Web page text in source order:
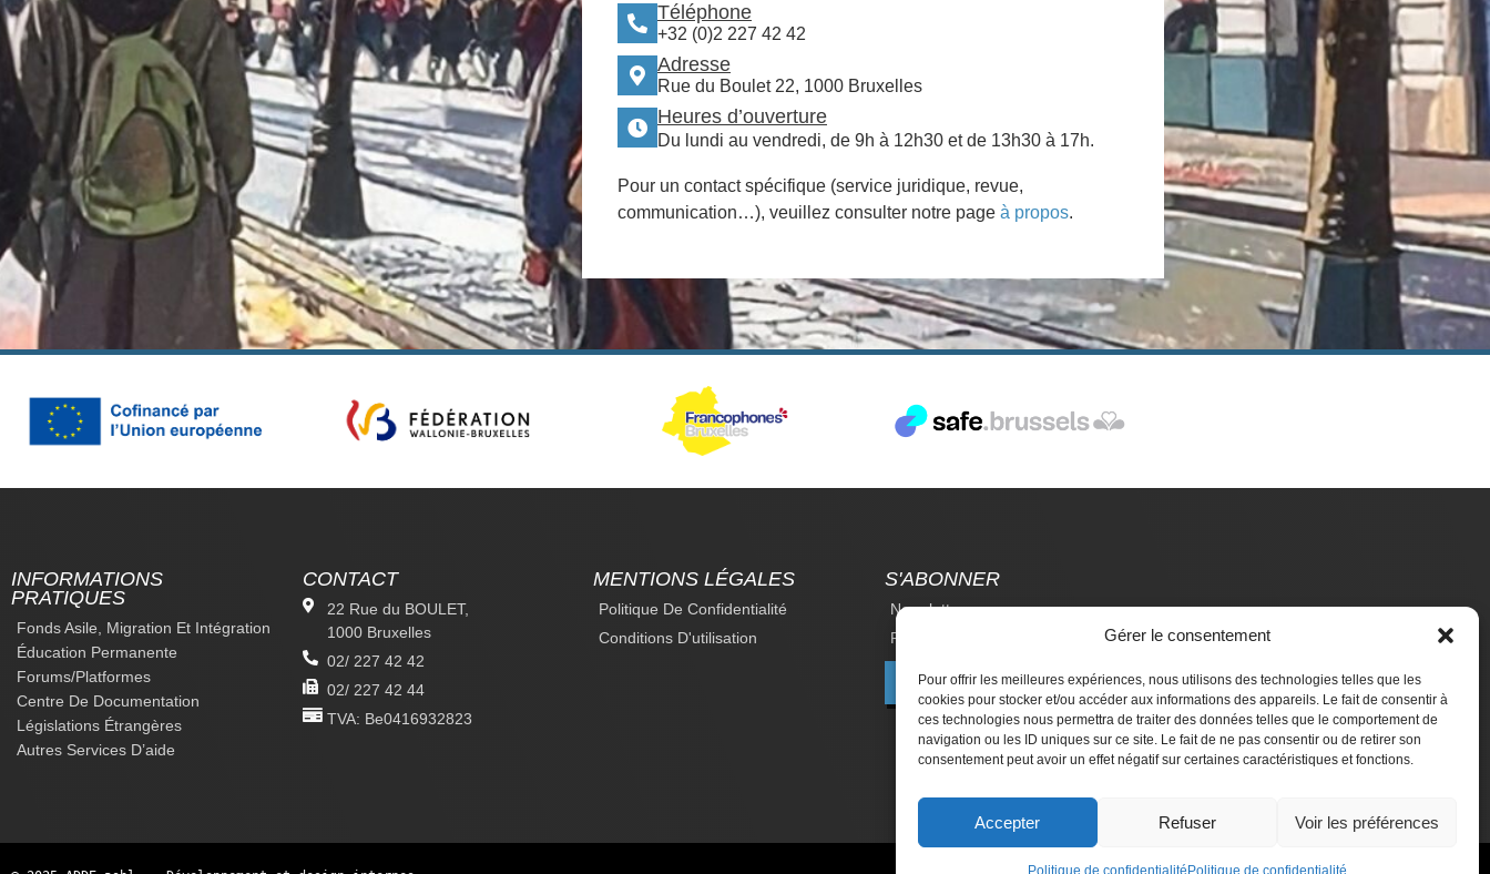
Gérer le consentement
Pour offrir les meilleures expériences, nous utilisons des technologies telles que les
cookies pour stocker et/ou accéder aux informations des appareils. Le fait de consentir à
ces technologies nous permettra de traiter des données telles que le comportement de
navigation ou les ID uniques sur ce site. Le fait de ne pas consentir ou de retirer son
consentement peut avoir un effet négatif sur certaines caractéristiques et fonctions.
Accepter Refuser Voir les préférences
Politique de confidentialité Politique de confidentialité
Téléphone
+32 (0)2 227 42 42
Adresse
Rue du Boulet 22, 1000 Bruxelles
Heures d’ouverture
Du lundi au vendredi, de 9h à 12h30 et de 13h30 à 17h.
Pour un contact spécifique (service juridique, revue,
communication…), veuillez consulter notre page à propos.
INFORMATIONS
PRATIQUES
Fonds Asile, Migration Et Intégration
Éducation Permanente
Forums/platformes
Centre De Documentation
Législations Étrangères
Autres Services D’aide
CONTACT
22 Rue du BOULET,
1000 Bruxelles
02/ 227 42 42
02/ 227 42 44
TVA: Be0416932823
MENTIONS LÉGALES
Politique De Confidentialité
Conditions D'utilisation
S'ABONNER
Newsletter
Revue Du Droit Des Étrangers
Faire un don